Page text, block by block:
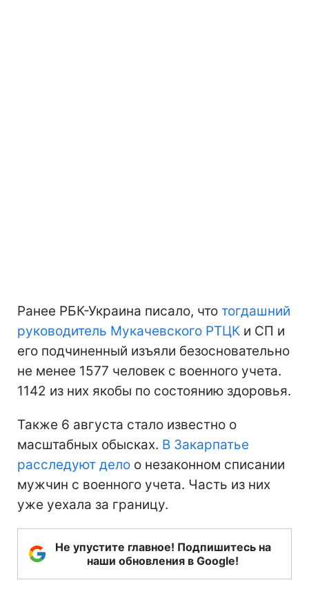
Ранее РБК-Украина писало, что тогдашний
руководитель Мукачевского РТЦК и СП и
его подчиненный изъяли безосновательно
не менее 1577 человек с военного учета.
1142 из них якобы по состоянию здоровья.
Также 6 августа стало известно о
масштабных обысках. В Закарпатье
расследуют дело о незаконном списании
мужчин с военного учета. Часть из них
уже уехала за границу.
Не упустите главное! Подпишитесь на
наши обновления в Google!